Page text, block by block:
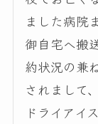
ました病院
御自宅へ搬
約状況の兼
されまして
ドライアイ